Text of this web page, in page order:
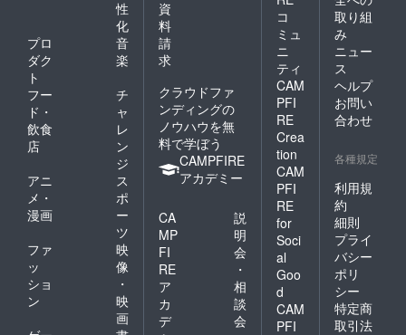
性
化
プロ
ダク
ト
音
楽
フー
ド・
飲食
店
チ
ャ
レ
ン
ジ
アニ
メ・
漫画
ス
ポ
ー
ツ
ファ
ッ
ショ
ン
映
像
・
映
画
資
料
請
求
クラウドファ
ンディングの
ノウハウを無
料で学ぼう
CAMPFIRE
アカデミー
CA
MP
FI
RE
ア
カ
デ
説
明
会
・
相
談
会
コ
ミュ
ニ
ティ
CAM
PFI
RE
Crea
tion
CAM
PFI
RE
for
Soci
al
Goo
d
CAM
PFI
取り組
み
ニュー
ス
ヘルプ
お問い
合わせ
各種規定
利用規
約
細則
プライ
バシー
ポリ
シー
特定商
取引法